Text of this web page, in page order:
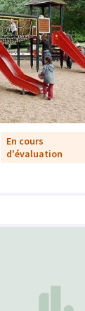
En cours
d'évaluation